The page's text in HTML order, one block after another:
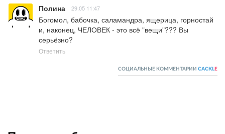
Полина 29.05 11:47
Богомол, бабочка, саламандра, ящерица, горностай
и, наконец, ЧЕЛОВЕК - это всё "вещи"??? Вы
серьёзно?
Ответить
СОЦИАЛЬНЫЕ КОММЕНТАРИИ CACKL E